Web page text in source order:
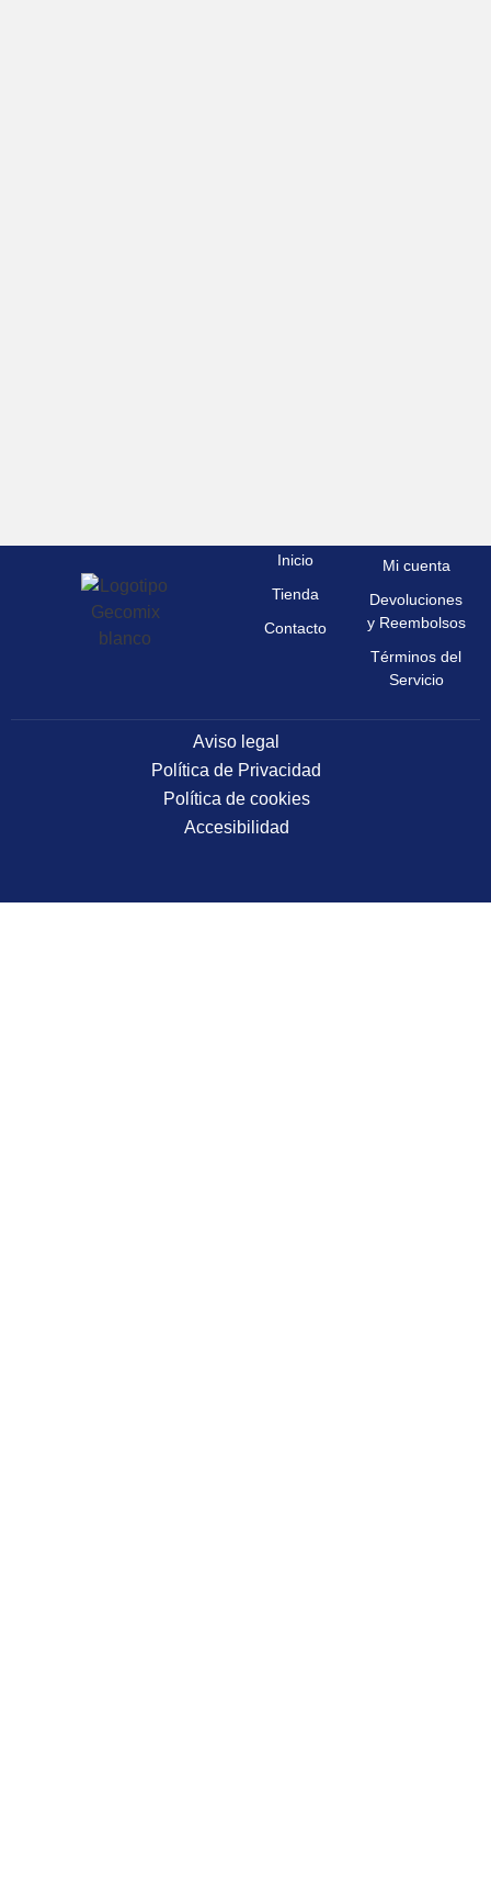
Inicio
Tienda
Contacto
Mi cuenta
Devoluciones
y Reembolsos
Términos del
Servicio
Aviso legal
Política de Privacidad
Política de cookies
Accesibilidad